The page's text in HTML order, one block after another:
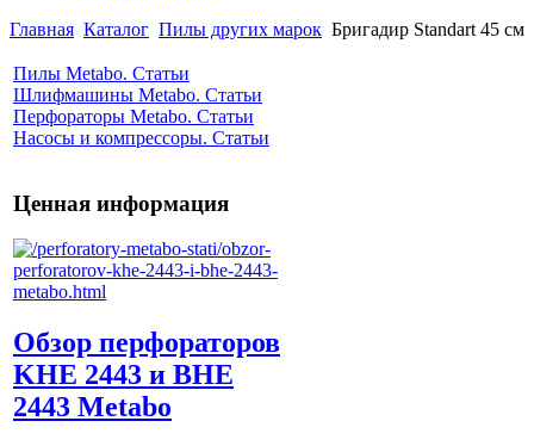
Главная Каталог Пилы других марок Бригадир Standart 45 см
Пилы Metabo. Статьи
Шлифмашины Metabo. Статьи
Перфораторы Metabo. Статьи
Насосы и компрессоры. Статьи
Ценная информация
Обзор перфораторов
KHE 2443 и BHE
2443 Metabo